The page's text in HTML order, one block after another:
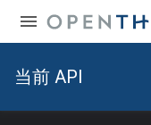
当前 API